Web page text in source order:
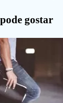
gostar